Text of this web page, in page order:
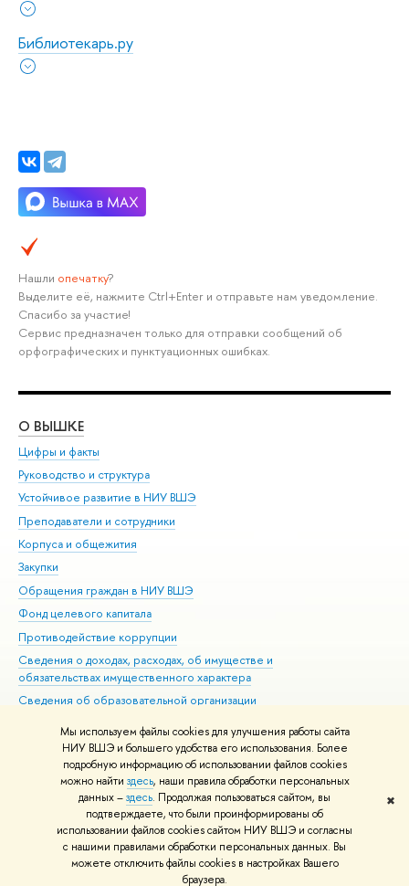
Мы используем файлы cookies для улучшения работы сайта
НИУ ВШЭ и большего удобства его использования. Более
подробную информацию об использовании файлов cookies
можно найти здесь, наши правила обработки персональных
данных –здесь. Продолжая пользоваться сайтом, вы
подтверждаете, что были проинформированы об
использовании файлов cookies сайтом НИУ ВШЭ и согласны
с нашими правилами обработки персональных данных. Вы
можете отключить файлы cookies в настройках Вашего
браузера.
✖
Библиотекарь.ру
Нашли опечатку?
Выделите её, нажмите Ctrl+Enter и отправьте нам уведомление.
Спасибо за участие!
Сервис предназначен только для отправки сообщений об
орфографических и пунктуационных ошибках.
О ВЫШКЕ
Цифры и факты
Руководство и структура
Устойчивое развитие в НИУ ВШЭ
Преподаватели и сотрудники
Корпуса и общежития
Закупки
Обращения граждан в НИУ ВШЭ
Фонд целевого капитала
Противодействие коррупции
Сведения о доходах, расходах, об имуществе и
обязательствах имущественного характера
Сведения об образовательной организации
Людям с ограниченными возможностями здоровья
Единая платежная страница
Работа в Вышке
© НИУ ВШЭ 1993–2026 Адреса и контакты Условия использования
материалов Политика конфиденциальности Карта сайта
Шрифты HSE Sans и HSE Slab разработаны вШколе дизайна НИУ ВШЭ